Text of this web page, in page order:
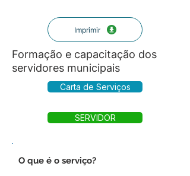
Imprimir
Formação e capacitação dos
servidores municipais
Carta de Serviços
SERVIDOR
O que é o serviço?